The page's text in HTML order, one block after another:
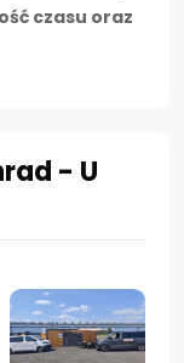
czasu oraz
- U